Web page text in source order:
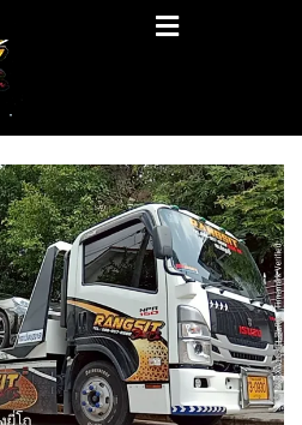
RANGSIT SlideON
ลด์ ราคาถูก